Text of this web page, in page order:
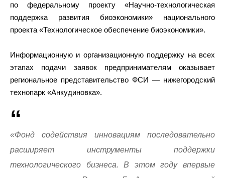
по федеральному проекту «Научно-технологическая
поддержка развития биоэкономики» национального
проекта «Технологическое обеспечение биоэкономики».
Информационную и организационную поддержку на всех
этапах подачи заявок предпринимателям оказывает
региональное представительство ФСИ — нижегородский
технопарк «Анкудиновка».
«Фонд содействия инновациям последовательно
расширяет инструменты поддержки
технологического бизнеса. В этом году впервые